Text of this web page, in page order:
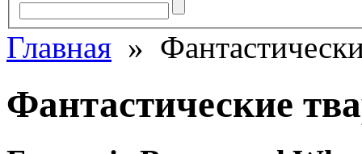
Главная »
Фантастические